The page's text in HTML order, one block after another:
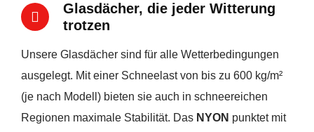
Glasdächer, die jeder Witterung
trotzen
Unsere Glasdächer sind für alle Wetterbedingungen
ausgelegt. Mit einer Schneelast von bis zu 600 kg/m²
(je nach Modell) bieten sie auch in schneereichen
Regionen maximale Stabilität. Das NYON punktet mit